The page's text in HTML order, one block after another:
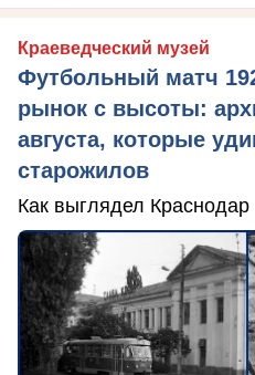
Краеведческий музей
Футбольный матч
рынок с высоты:
августа, которые
старожилов
Как выглядел Краснодар